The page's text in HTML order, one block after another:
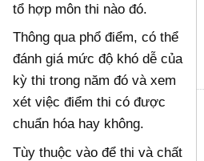
tổ hợp môn thi nào đó.
Thông qua phổ điểm, có thể
đánh giá mức độ khó dễ của
kỳ thi trong năm đó và xem
xét việc điểm thi có được
chuẩn hóa hay không.
Tùy thuộc vào để thi và chất